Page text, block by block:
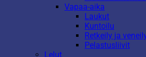
Vapaa-aika
Laukut
Kuntoilu
Retkeily ja
Pelastusliivit
Lelut